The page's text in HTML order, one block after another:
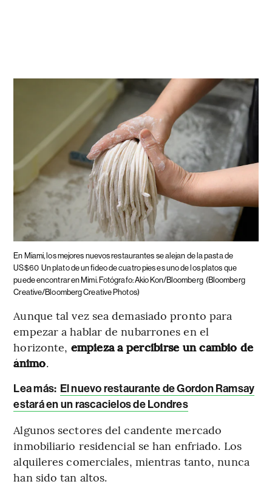
En Miami, los mejores nuevos restaurantes se alejan de la pasta de
US$60 Un plato de un fideo de cuatro pies es uno de los platos que
puede encontrar en Mimi. Fotógrafo: Akio Kon/Bloomberg (Bloomberg
Creative/Bloomberg Creative Photos)
Aunque tal vez sea demasiado pronto para
empezar a hablar de nubarrones en el
horizonte, empieza a percibirse un cambio de
ánimo.
Lea más: El nuevo restaurante de Gordon Ramsay
estará en un rascacielos de Londres
Algunos sectores del candente mercado
inmobiliario residencial se han enfriado. Los
alquileres comerciales, mientras tanto, nunca
han sido tan altos.